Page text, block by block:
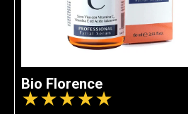
Bio Florence
★★★★★